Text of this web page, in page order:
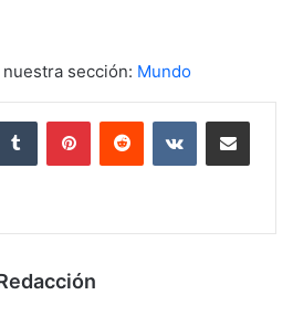
sección: Mundo
Tumblr PinterestReddit VKontakteCompartir por mail